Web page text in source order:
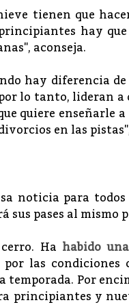
tienen que
hay
aconseja.
hay diferencia
lo tanto, lideran
quiere enseñarle
en las
noticia para
sus pases al mismo
Ha habido
las condiciones
Por
principiantes y